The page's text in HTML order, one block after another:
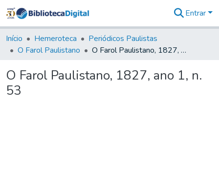
&
Coleções
Tudo na
Digital
Entrar
Início Hemeroteca
Periódicos Paulistas
O Farol Paulistano
O Farol Paulistano, 1827, ano 1, n. 53
O Farol Paulistano, 1827, ano 1, n.
53